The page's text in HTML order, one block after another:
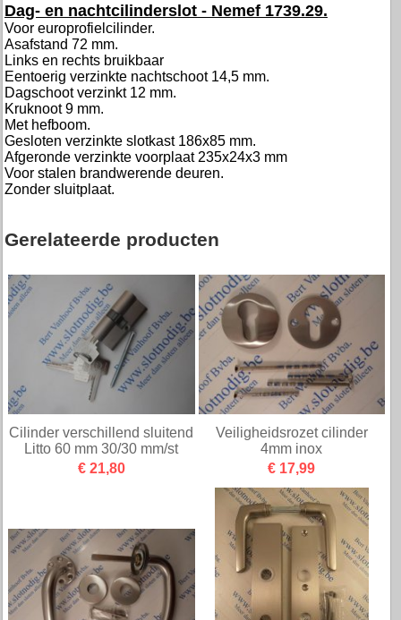
Dag- en nachtcilinderslot - Nemef 1739.29.
Voor europrofielcilinder.
Asafstand 72 mm.
Links en rechts bruikbaar
Eentoerig verzinkte nachtschoot 14,5 mm.
Dagschoot verzinkt 12 mm.
Kruknoot 9 mm.
Met hefboom.
Gesloten verzinkte slotkast 186x85 mm.
Afgeronde verzinkte voorplaat 235x24x3 mm
Voor stalen brandwerende deuren.
Zonder sluitplaat.
Gerelateerde producten
Cilinder verschillend sluitend
Litto 60 mm 30/30 mm/st
€ 21,80
Veiligheidsrozet cilinder
4mm inox
€ 17,99